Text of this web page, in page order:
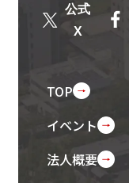
公式
X
TOP
イベント
法人概要